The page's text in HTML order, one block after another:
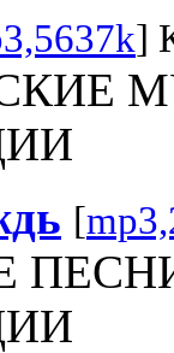
]
[